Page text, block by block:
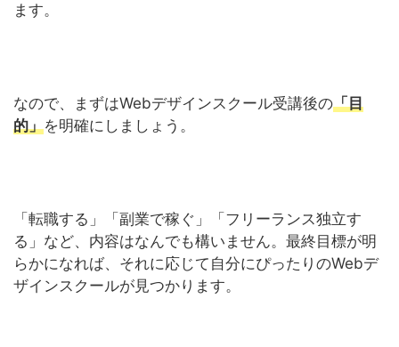
ます。
なので、まずはWebデザインスクール受講後の「目
的」を明確にしましょう。
「転職する」「副業で稼ぐ」「フリーランス独立す
る」など、内容はなんでも構いません。最終目標が明
らかになれば、それに応じて自分にぴったりのWebデ
ザインスクールが見つかります。